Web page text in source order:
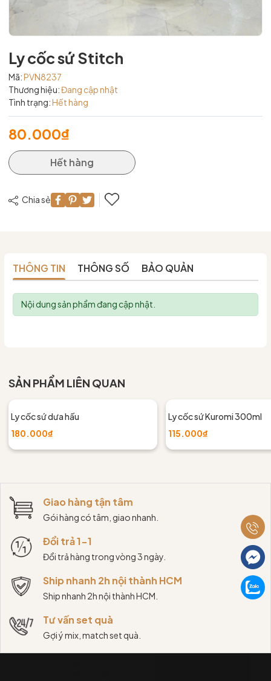
Ly cốc sứ Stitch
Mã:PVN8237
Thương hiệu:Đang cập nhật
Tình trạng:Hết hàng
80.000₫
Hết hàng
Chia sẻ
THÔNG TIN THÔNG SỐ BẢO QUẢN
Nội dung sản phẩm đang cập nhật.
SẢN PHẨM LIÊN QUAN
Ly cốc sứ dưa hấu
180.000₫
Ly cốc sứ Kuromi 300ml
115.000₫
Giao hàng tận tâm
Gói hàng có tâm, giao nhanh.
Đổi trả 1-1
Đổi trả hàng trong vòng 3 ngày.
Ship nhanh 2h nội thành HCM
Ship nhanh 2h nội thành HCM.
Tư vấn set quà
Gợi ý mix, match set quà.